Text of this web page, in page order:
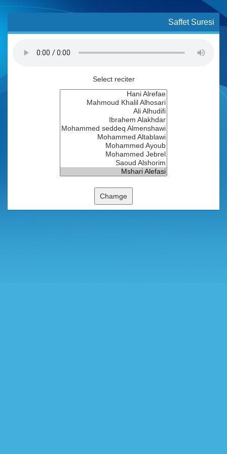
Saffet Suresi
Select reciter